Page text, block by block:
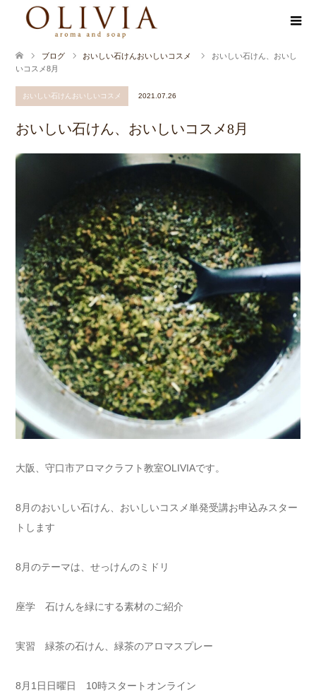
ブログ おいしい石けんおいしいコスメ
おいしい石けん、おいし
いコスメ8月
おいしい石けんおいしいコスメ 2021.07.26
おいしい石けん、おいしいコスメ8月
大阪、守口市アロマクラフト教室OLIVIAです。
8月のおいしい石けん、おいしいコスメ単発受講お申込みスター
トします
8月のテーマは、せっけんのミドリ
座学 石けんを緑にする素材のご紹介
実習 緑茶の石けん、緑茶のアロマスプレー
8月1日日曜日 10時スタートオンライン